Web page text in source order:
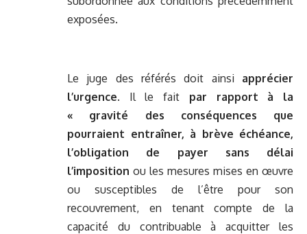
exposées.
Le juge des référés doit ainsi apprécier
l’urgence. Il le fait par rapport à la
« gravité des conséquences que
pourraient entraîner, à brève échéance,
l’obligation de payer sans délai
l’imposition ou les mesures mises en œuvre
ou susceptibles de l’être pour son
recouvrement, en tenant compte de la
capacité du contribuable à acquitter les